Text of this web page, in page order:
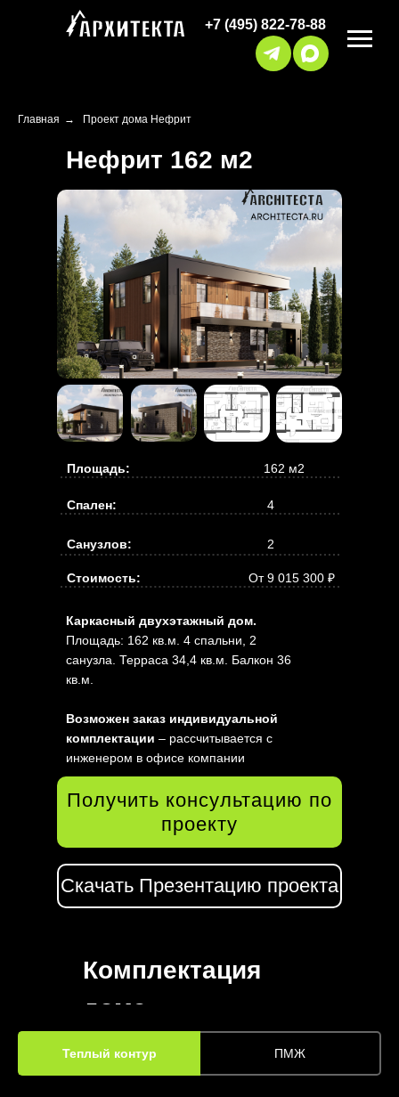
+7 (495) 822-78-88
Главная → Проект дома Нефрит
Нефрит 162 м2
Площадь: 162 м2
Спален: 4
Каркасный двухэтажный дом.
Площадь: 162 кв.м. 4 спальни, 2
санузла. Терраса 34,4 кв.м. Балкон 36
кв.м.
Возможен заказ индивидуальной
комплектации – рассчитывается с
инженером в офисе компании
Санузлов: 2
Стоимость: От 9 015 300 ₽
Получить консультацию по
проекту
Скачать Презентацию проекта
Комплектация
дома
Теплый контур ПМЖ